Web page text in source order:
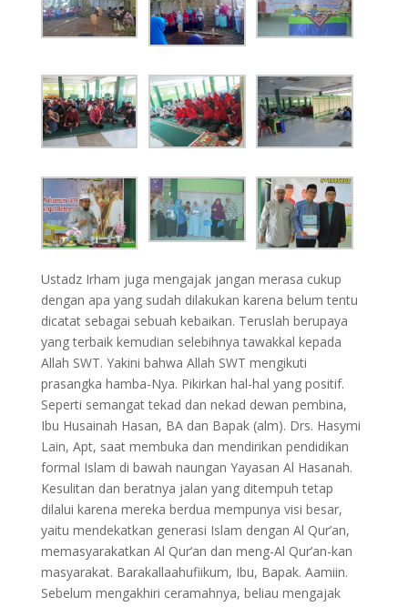
Ustadz Irham juga mengajak jangan merasa cukup
dengan apa yang sudah dilakukan karena belum tentu
dicatat sebagai sebuah kebaikan. Teruslah berupaya
yang terbaik kemudian selebihnya tawakkal kepada
Allah SWT. Yakini bahwa Allah SWT mengikuti
prasangka hamba-Nya. Pikirkan hal-hal yang positif.
Seperti semangat tekad dan nekad dewan pembina,
Ibu Husainah Hasan, BA dan Bapak (alm). Drs. Hasymi
Lain, Apt, saat membuka dan mendirikan pendidikan
formal Islam di bawah naungan Yayasan Al Hasanah.
Kesulitan dan beratnya jalan yang ditempuh tetap
dilalui karena mereka berdua mempunya visi besar,
yaitu mendekatkan generasi Islam dengan Al Qur’an,
memasyarakatkan Al Qur’an dan meng-Al Qur’an-kan
masyarakat. Barakallaahufiikum, Ibu, Bapak. Aamiin.
Sebelum mengakhiri ceramahnya, beliau mengajak